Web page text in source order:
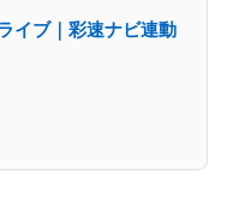
イブ｜彩速ナビ連動